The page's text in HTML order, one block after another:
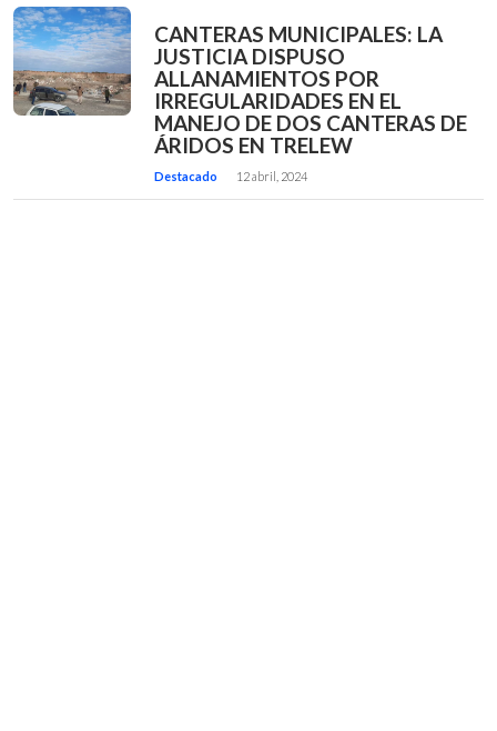
CANTERAS MUNICIPALES: LA
JUSTICIA DISPUSO
ALLANAMIENTOS POR
IRREGULARIDADES EN EL
MANEJO DE DOS CANTERAS DE
ÁRIDOS EN TRELEW
Destacado 12 abril, 2024